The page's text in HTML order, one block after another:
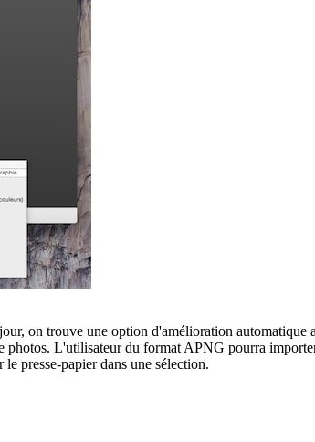
on trouve une option d'amélioration
L'utilisateur du format APNG pourra
presse-papier dans une sélection.